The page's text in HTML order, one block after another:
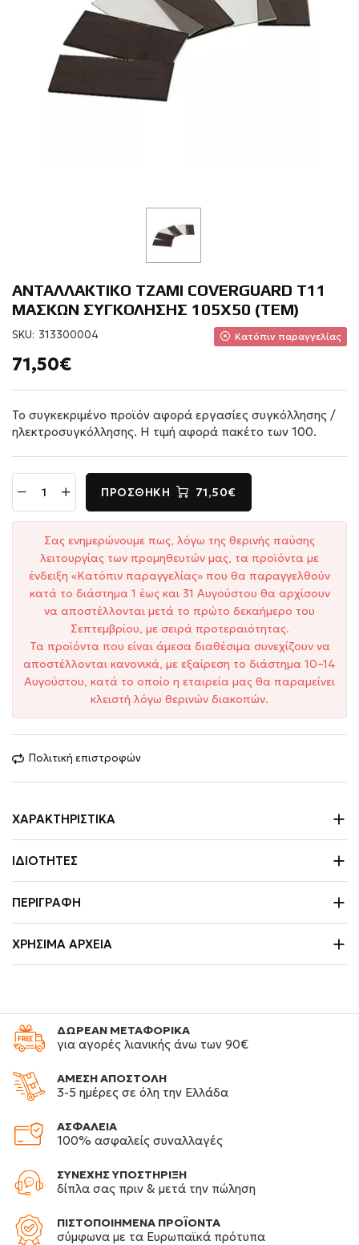
ΑΝΤΑΛΛΑΚΤΙΚΟ ΤΖΑΜΙ COVERGUARD T11
ΜΑΣΚΩΝ ΣΥΓΚΟΛΗΣΗΣ 105Χ50 (ΤΕΜ)
SKU: 313300004 Κατόπιν παραγγελίας
71,50€
Το συγκεκριμένο προϊόν αφορά εργασίες συγκόλλησης /
ηλεκτροσυγκόλλησης. Η τιμή αφορά πακέτο των 100.
ΠΡΟΣΘΉΚΗ 71,50€
Σας ενημερώνουμε πως, λόγω της θερινής παύσης
λειτουργίας των προμηθευτών μας, τα προϊόντα με
ένδειξη «Κατόπιν παραγγελίας» που θα παραγγελθούν
κατά το διάστημα 1 έως και 31 Αυγούστου θα αρχίσουν
να αποστέλλονται μετά το πρώτο δεκαήμερο του
Σεπτεμβρίου, με σειρά προτεραιότητας.
Τα προϊόντα που είναι άμεσα διαθέσιμα συνεχίζουν να
αποστέλλονται κανονικά, με εξαίρεση το διάστημα 10–14
Αυγούστου, κατά το οποίο η εταιρεία μας θα παραμείνει
κλειστή λόγω θερινών διακοπών.
Πολιτική επιστροφών
ΧΑΡΑΚΤΗΡΙΣΤΙΚΆ
ΙΔΙΌΤΗΤΕΣ
ΠΕΡΙΓΡΑΦΉ
ΧΡΉΣΙΜΑ ΑΡΧΕΊΑ
ΔΩΡΕΑΝ ΜΕΤΑΦΟΡΙΚΑ
για αγορές λιανικής άνω των 90€
ΑΜΕΣΗ ΑΠΟΣΤΟΛΗ
3-5 ημέρες σε όλη την Ελλάδα
ΑΣΦΑΛΕΙΑ
100% ασφαλείς συναλλαγές
ΣΥΝΕΧΗΣ ΥΠΟΣΤΗΡΙΞΗ
δίπλα σας πριν & μετά την πώληση
ΠΙΣΤΟΠΟΙΗΜΕΝΑ ΠΡΟΪΟΝΤΑ
σύμφωνα με τα Ευρωπαϊκά πρότυπα